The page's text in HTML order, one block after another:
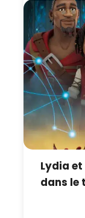
Lydia
dans le